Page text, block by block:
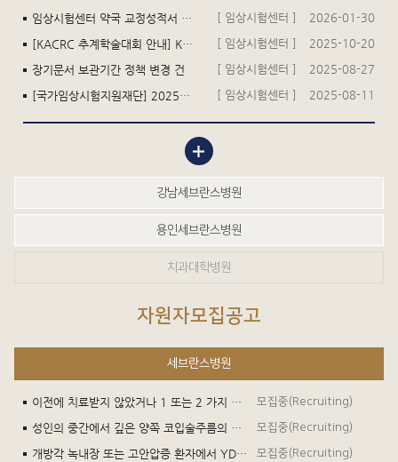
임상시험센터 약국 교정성적서 재발행 건 [ 임상시험센터 ]
2026-01-30
[KACRC 추계학술대회 안내] KACTC-KACRC-KoNECT 공동 심포지엄 : 임상시험센터의 지속 가능성과 혁신
[ 임상시험센터 ]
2025-10-20
장기문서 보관기간 정책 변경 건
[ 임상시험센터 ]
2025-08-27
[국가임상시험지원재단] 2025년 임상시험 전문인력 자격시험 공고
[ 임상시험센터 ] 2025-08-11
강남세브란스병원
용인세브란스병원
치과대학병원
자원자모집공고
세브란스병원
이전에 치료받지 않았거나 1 또는 2 가지 전신 치료 요법으로 치료받은, IDH1 돌연변이가 있는 국소 진행성 또는 전이성 관례성 연골육종이 있는 ≥18세 시험대상자에서 이보시데닙에 대한 제3상, 다기관, 이중 눈가림, 무작위배정, 위약 대조 임상시험 (CHONQUER 임상시험) 모집중(Recruiting)
성인의 중간에서 깊은 양쪽 코입술주름의 일시적 개선에 대하여 Deep PLUS 1.0의 유효성과 안전성을 뉴라미스 딥 리도카인®(NDL-NNT1)과 비교 평가하기 위한 다기관, 무작위배정, 대상자-평가자 눈가림, 짝대응 설계, 전향적, 비열등성, 확증 임상시험 모집중(Recruiting)
개방각 녹내장 또는 고안압증 환자에서 YDS-2101의 유효성 및 안전성을 평가하기 위한 다기관, 무작위배정, 이중눈가림, 활성대조 제3상 임상시험 모집중(Recruiting)